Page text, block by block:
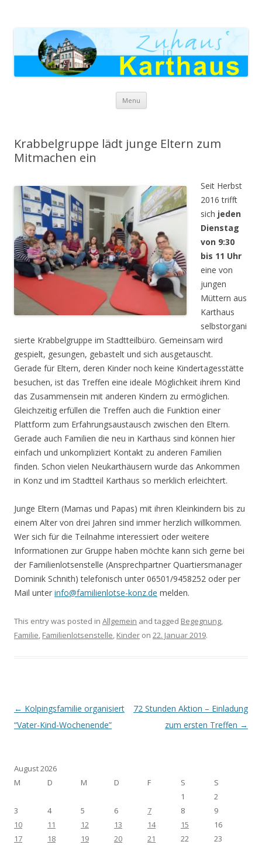
Menu Skip to content
Krabbelgruppe lädt junge Eltern zum
Mitmachen ein
Seit Herbst
2016 trifft
sich jeden
Dienstag
von 9:30
bis 11 Uhr
eine von
jungen
Müttern aus
Karthaus
selbstorgani
sierte Krabbelgruppe im Stadtteilbüro. Gemeinsam wird
gespielt, gesungen, gebastelt und sich ausgetauscht.
Gerade für Eltern, deren Kinder noch keine Kindertagesstätte
besuchen, ist das Treffen eine ideale Möglichkeit ihrem Kind
das Zusammensein mit anderen Kindern zu ermöglichen.
Gleichzeitig erfüllen die Treffen auch die Funktion einer
Plattform zum Erfahrungsaustausch zwischen den Eltern.
Gerade auch Familien die neu in Karthaus sind können hier
einfach und unkompliziert Kontakt zu anderen Familien
finden. Schon vielen Neukarthäusern wurde das Ankommen
in Konz und im Stadtteil Karthaus so merklich erleichtert.
Junge Eltern (Mamas und Papas) mit ihren Kleinkindern bis zu
einem Alter von drei Jahren sind immer herzlich willkommen.
Wer sich für die Teilnahme interessiert oder weitere
Informationen zur Gruppe haben möchte kann sich gerne bei
der Familienlotsenstelle (Ansprechpartner Quartiersmanager
Dominik Schnith) telefonisch unter 06501/9458252 oder per
Mail unter info@familienlotse-konz.de melden.
This entry was posted in Allgemein and tagged Begegnung,
Familie, Familienlotsenstelle, Kinder on 22. Januar 2019.
Post navigation
← Kolpingsfamilie organisiert
“Vater-Kind-Wochenende”
72 Stunden Aktion – Einladung
zum ersten Treffen →
August 2026
M
D M D F S
S
1
2
3
4 5 6 7 8
9
10
11 12 13 14 15
16
17
18 19 20 21 22
23